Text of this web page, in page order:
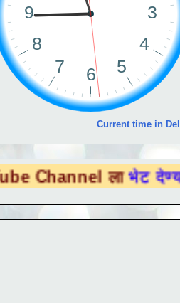
Current time in
लाभेट देण्यासाठी येथे